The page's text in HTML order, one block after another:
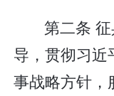
第二条
导，贯彻习近
事战略方针，